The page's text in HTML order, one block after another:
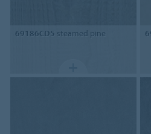
69186CD5 steamed pine